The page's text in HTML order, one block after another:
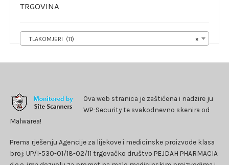
TRGOVINA
×
TLAKOMJERI (11)
Ova web stranica je zaštićena i nadzire ju
WP-Security te svakodnevno skenira od
Malwarea!
Prema rješenju Agencije za lijekove i medicinske proizvode klasa
broj: UP/I-530-01/18-02/11 trgovačko društvo PEJDAH PHARMACIA